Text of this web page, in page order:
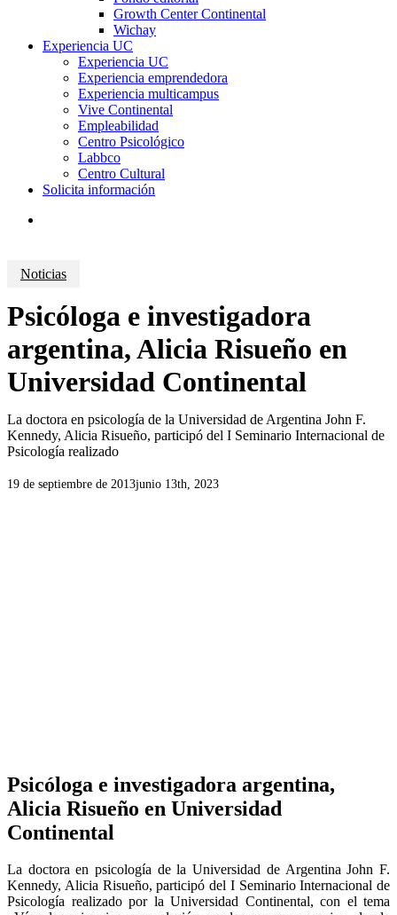
Growth Center Continental
Wichay
Experiencia UC
Experiencia UC
Experiencia emprendedora
Experiencia multicampus
Vive Continental
Empleabilidad
Centro Psicológico
Labbco
Centro Cultural
Solicita información
Noticias
Psicóloga e investigadora
argentina, Alicia Risueño en
Universidad Continental
La doctora en psicología de la Universidad de Argentina John F.
Kennedy, Alicia Risueño, participó del I Seminario Internacional de
Psicología realizado
19 de septiembre de 2013junio 13th, 2023
Psicóloga e investigadora argentina,
Alicia Risueño en Universidad
Continental
La doctora en psicología de la Universidad de Argentina John F.
Kennedy, Alicia Risueño, participó del I Seminario Internacional de
Psicología realizado por la Universidad Continental, con el tema